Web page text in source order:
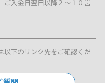
ご入金日翌日以降２～１０営
以下のリンク先をご確認くだ